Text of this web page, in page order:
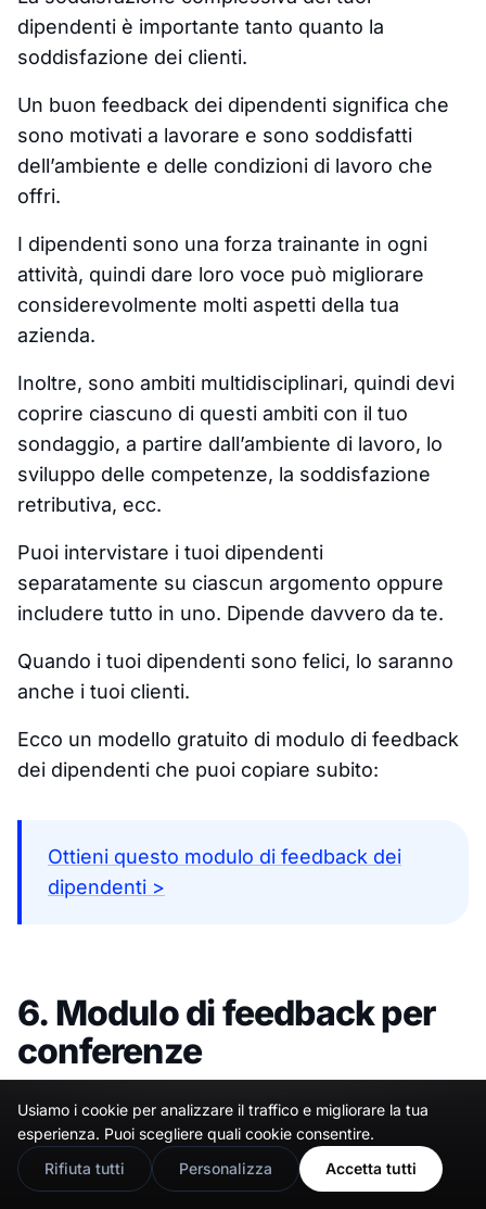
dipendenti è importante tanto quanto la
soddisfazione dei clienti.
Un buon feedback dei dipendenti significa che
sono motivati a lavorare e sono soddisfatti
dell’ambiente e delle condizioni di lavoro che
offri.
I dipendenti sono una forza trainante in ogni
attività, quindi dare loro voce può migliorare
considerevolmente molti aspetti della tua
azienda.
Inoltre, sono ambiti multidisciplinari, quindi devi
coprire ciascuno di questi ambiti con il tuo
sondaggio, a partire dall’ambiente di lavoro, lo
sviluppo delle competenze, la soddisfazione
retributiva, ecc.
Puoi intervistare i tuoi dipendenti
separatamente su ciascun argomento oppure
includere tutto in uno. Dipende davvero da te.
Quando i tuoi dipendenti sono felici, lo saranno
anche i tuoi clienti.
Ecco un modello gratuito di modulo di feedback
dei dipendenti che puoi copiare subito:
Ottieni questo modulo di feedback dei
dipendenti >
6. Modulo di feedback per
conferenze
Questomodulo di feedback per conferenze
gratuitoaiuta gli organizzatori a raccogliere
informazioni cruciali dai partecipanti,
permettendo loro di migliorare i propri eventi e
Usiamo i cookie per analizzare il traffico e migliorare la tua
esperienza. Puoi scegliere quali cookie consentire.
Rifiuta tutti
Personalizza Accetta tutti
🇬🇧 Would you prefer this site in English?
View in English